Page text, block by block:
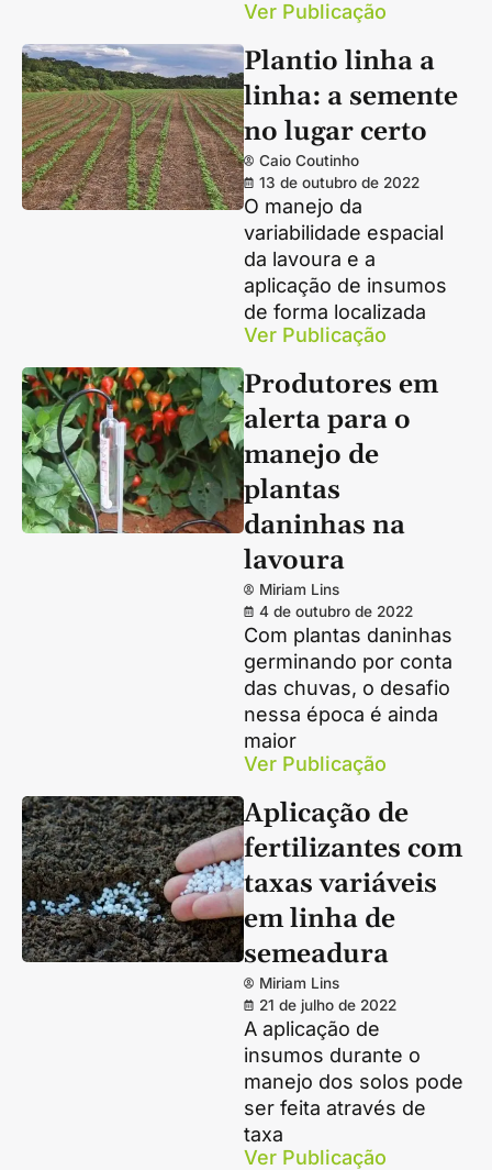
Ver Publicação
Plantio linha a
linha: a semente
no lugar certo
Caio Coutinho
13 de outubro de 2022
O manejo da
variabilidade espacial
da lavoura e a
aplicação de insumos
de forma localizada
Ver Publicação
Produtores em
alerta para o
manejo de
plantas
daninhas na
lavoura
Miriam Lins
4 de outubro de 2022
Com plantas daninhas
germinando por conta
das chuvas, o desafio
nessa época é ainda
maior
Ver Publicação
Aplicação de
fertilizantes com
taxas variáveis
em linha de
semeadura
Miriam Lins
21 de julho de 2022
A aplicação de
insumos durante o
manejo dos solos pode
ser feita através de
taxa
Ver Publicação